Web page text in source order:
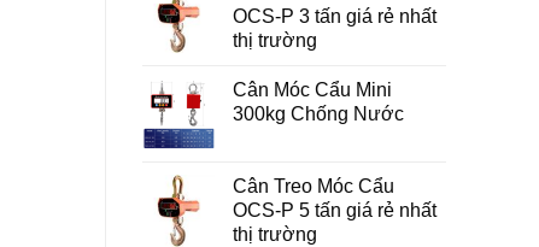
OCS-P 3 tấn giá rẻ nhất
thị trường
Cân Móc Cẩu Mini
300kg Chống Nước
Cân Treo Móc Cẩu
OCS-P 5 tấn giá rẻ nhất
thị trường